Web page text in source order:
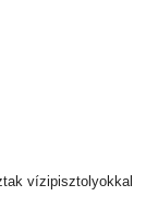
vízipisztolyokkal